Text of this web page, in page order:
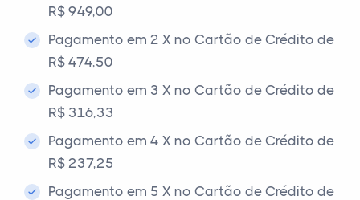
R$ 949,00
Pagamento em 2 X no Cartão de Crédito de
R$ 474,50
Pagamento em 3 X no Cartão de Crédito de
R$ 316,33
Pagamento em 4 X no Cartão de Crédito de
R$ 237,25
Pagamento em 5 X no Cartão de Crédito de